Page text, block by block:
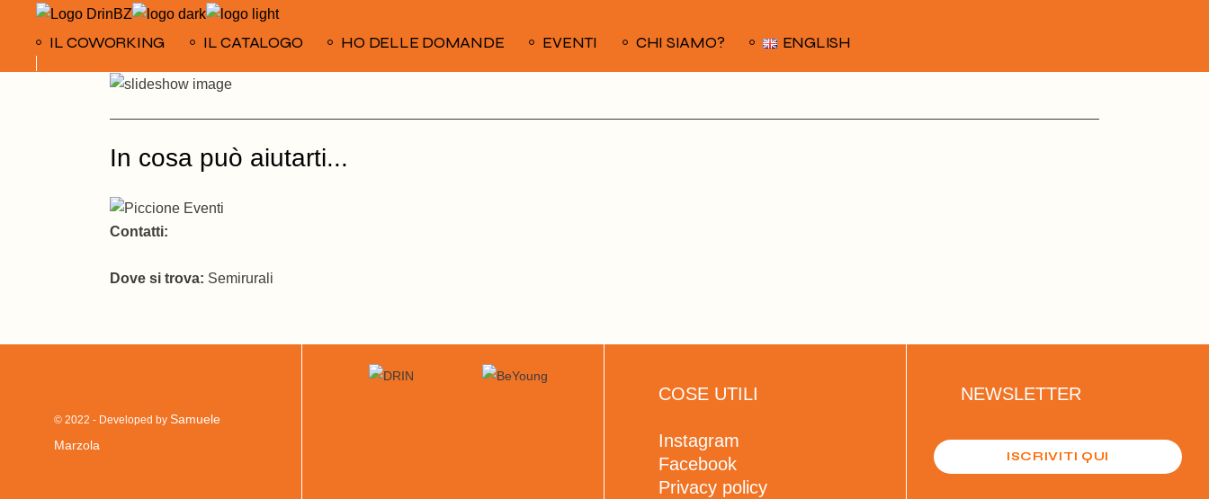
content IL COWORKING IL CATALOGO HO DELLE DOMANDE EVENTI CHI SIAMO? ENGLISH
In cosa può aiutarti...
Contatti:
Dove si trova: Semirurali
© 2022 - Developed by Samuele
Marzola
COSE UTILI
Instagram
Facebook
Privacy policy
NEWSLETTER
ISCRIVITI QUI